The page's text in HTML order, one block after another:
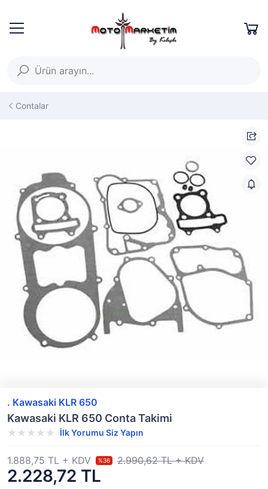
Contalar
. Kawasaki KLR 650
Kawasaki KLR 650 Conta Takimi
İlk Yorumu Siz Yapın
2.228,72 TL
1.888,75 TL + KDV %36 2.990,62 TL + KDV